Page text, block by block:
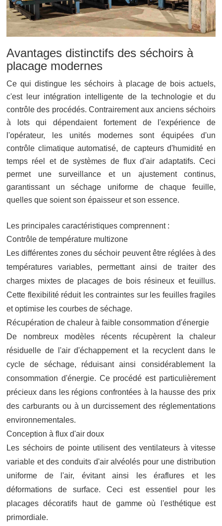
Avantages distinctifs des séchoirs à
placage modernes
Ce qui distingue les séchoirs à placage de bois actuels,
c'est leur intégration intelligente de la technologie et du
contrôle des procédés. Contrairement aux anciens séchoirs
à lots qui dépendaient fortement de l'expérience de
l'opérateur, les unités modernes sont équipées d'un
contrôle climatique automatisé, de capteurs d'humidité en
temps réel et de systèmes de flux d'air adaptatifs. Ceci
permet une surveillance et un ajustement continus,
garantissant un séchage uniforme de chaque feuille,
quelles que soient son épaisseur et son essence.
Les principales caractéristiques comprennent :
Contrôle de température multizone
Les différentes zones du séchoir peuvent être réglées à des
températures variables, permettant ainsi de traiter des
charges mixtes de placages de bois résineux et feuillus.
Cette flexibilité réduit les contraintes sur les feuilles fragiles
et optimise les courbes de séchage.
Récupération de chaleur à faible consommation d'énergie
De nombreux modèles récents récupèrent la chaleur
résiduelle de l'air d'échappement et la recyclent dans le
cycle de séchage, réduisant ainsi considérablement la
consommation d'énergie. Ce procédé est particulièrement
précieux dans les régions confrontées à la hausse des prix
des carburants ou à un durcissement des réglementations
environnementales.
Conception à flux d'air doux
Les séchoirs de pointe utilisent des ventilateurs à vitesse
variable et des conduits d'air alvéolés pour une distribution
uniforme de l'air, évitant ainsi les éraflures et les
déformations de surface. Ceci est essentiel pour les
placages décoratifs haut de gamme où l'esthétique est
primordiale.